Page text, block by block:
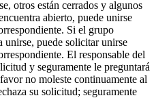
otros están cerrados y algunos
abierto, puede unirse
Si el grupo
unirse, puede solicitar unirse
El responsable del
y seguramente le preguntará
no moleste continuamente al
su solicitud; seguramente